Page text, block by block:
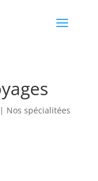
Nos spécialitées